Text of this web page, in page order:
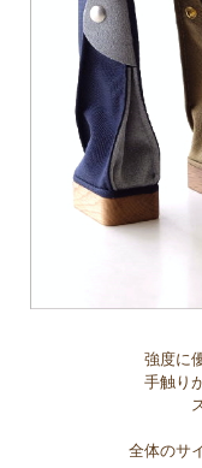
強度に
手触り
全体のサ